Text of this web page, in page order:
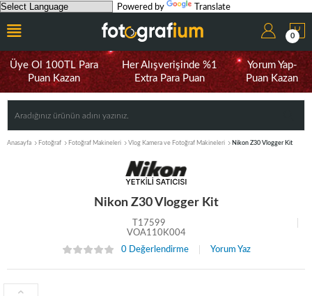
Powered by Translate
0
Üye Ol 100TL Para
Puan Kazan
Her Alışverişinde %1
Extra Para Puan
Yorum Yap-
Puan Kazan
Anasayfa Fotoğraf Fotoğraf Makineleri Vlog Kamera ve Fotoğraf Makineleri Nikon Z30 Vlogger Kit
Nikon Z30 Vlogger Kit
T17599
VOA110K004
0 Değerlendirme
Yorum Yaz